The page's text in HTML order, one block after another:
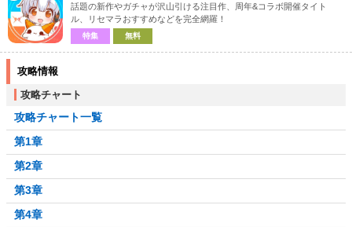
話題の新作やガチャが沢山引ける注目作、周年&コラボ開催タイト
ル、リセマラおすすめなどを完全網羅！
特集 無料
攻略情報
攻略チャート
攻略チャート一覧
第1章
第2章
第3章
第4章